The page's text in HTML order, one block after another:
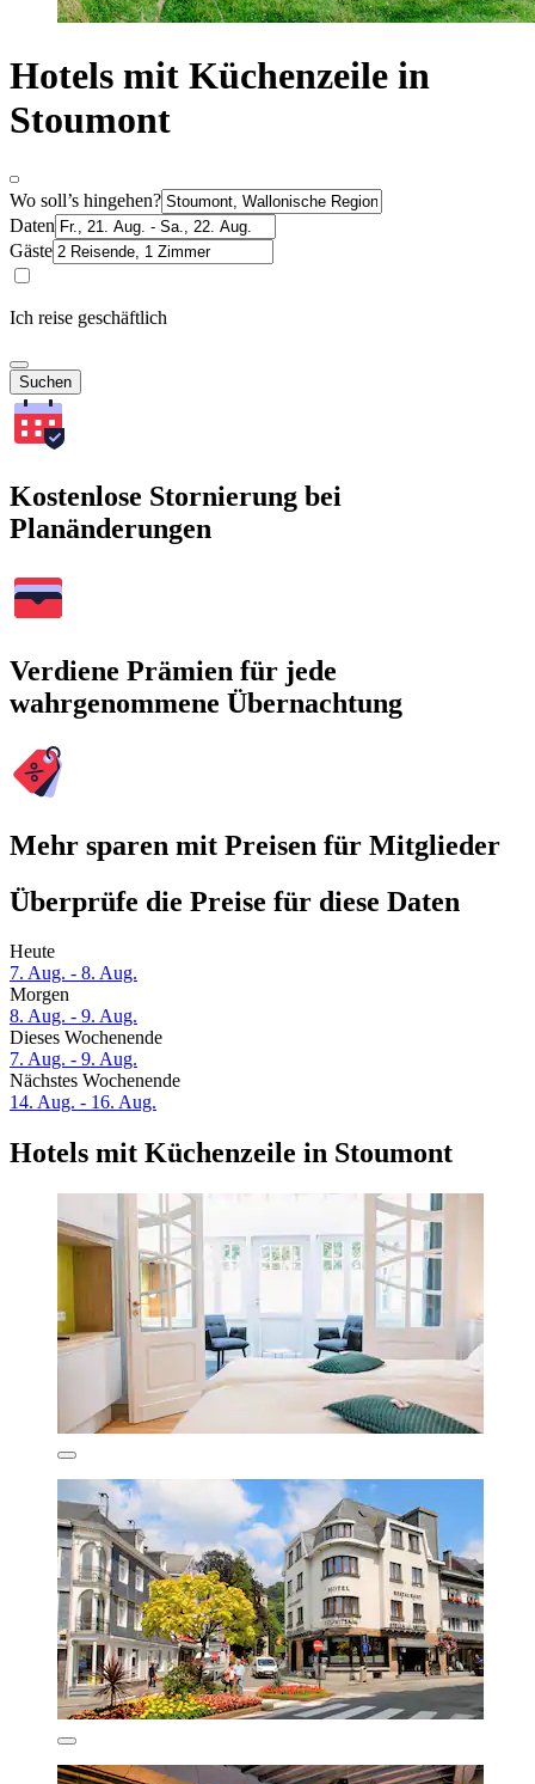
Hotels mit Küchenzeile in
Stoumont
Wo soll’s hingehen?
Daten
Gäste
Ich reise geschäftlich
Suchen
Kostenlose Stornierung bei
Planänderungen
Verdiene Prämien für jede
wahrgenommene Übernachtung
Mehr sparen mit Preisen für Mitglieder
Überprüfe die Preise für diese Daten
Heute
7. Aug. - 8. Aug.
Morgen
8. Aug. - 9. Aug.
Dieses Wochenende
7. Aug. - 9. Aug.
Nächstes Wochenende
14. Aug. - 16. Aug.
Hotels mit Küchenzeile in Stoumont